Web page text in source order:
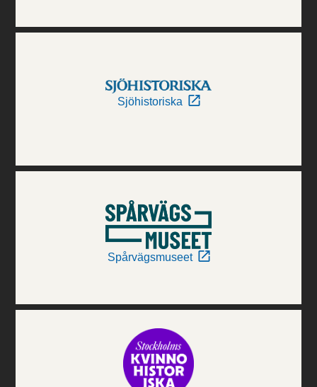
Sjöhistoriska
Spårvägsmuseet